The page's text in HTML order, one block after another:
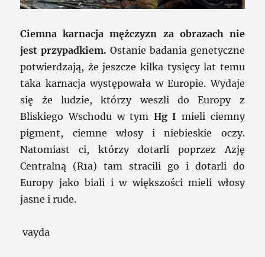
Ciemna karnacja mężczyzn za obrazach nie
jest przypadkiem. Ostanie badania genetyczne
potwierdzają, że jeszcze kilka tysięcy lat temu
taka karnacja występowała w Europie. Wydaje
się że ludzie, którzy weszli do Europy z
Bliskiego Wschodu w tym Hg I mieli ciemny
pigment, ciemne włosy i niebieskie oczy.
Natomiast ci, którzy dotarli poprzez Azję
Centralną (R1a) tam stracili go i dotarli do
Europy jako biali i w większości mieli włosy
jasne i rude.
vayda